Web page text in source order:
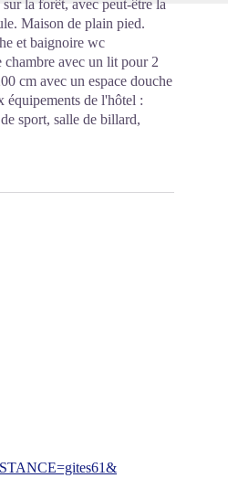
la forêt, avec peut-être la
Maison de plain pied.
et baignoire wc
avec un lit pour 2
cm avec un espace douche
équipements de l'hôtel :
sport, salle de billard,